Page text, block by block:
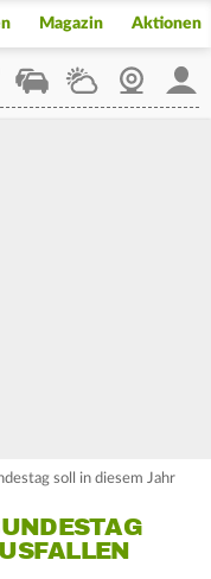
Magazin Aktionen
StaupilotWetterWebcam
soll in diesem Jahr